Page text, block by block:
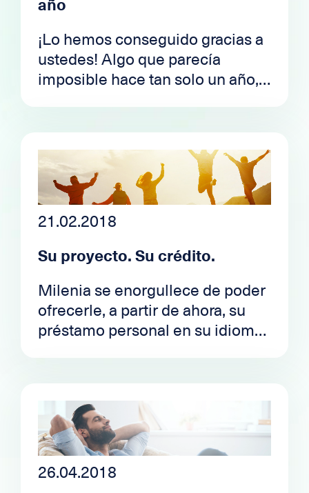
año
¡Lo hemos conseguido gracias a
ustedes! Algo que parecía
imposible hace tan solo un año,
proyectos.
21.02.2018
Su proyecto. Su crédito.
Milenia se enorgullece de poder
ofrecerle, a partir de ahora, su
préstamo personal en su idioma.
A partir de ahora podrá
beneficiarse de todas las ofertas
del mercado suizo; una sola
solicitud de préstamo será
26.04.2018